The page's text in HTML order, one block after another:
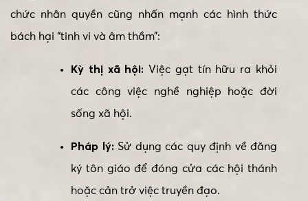
chức nhân quyền cũng nhấn mạnh các hình thức
bách hại “tinh vi và âm thầm”:
Kỳ thị xã hội: Việc gạt tín hữu ra khỏi
các công việc nghề nghiệp hoặc đời
sống xã hội.
Pháp lý: Sử dụng các quy định về đăng
ký tôn giáo để đóng cửa các hội thánh
hoặc cản trở việc truyền đạo.